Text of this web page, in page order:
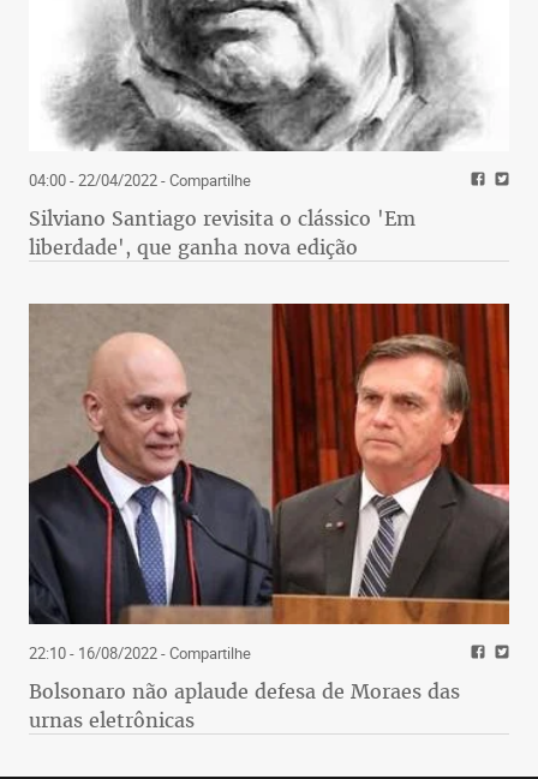
04:00 - 22/04/2022- Compartilhe
Silviano Santiago revisita o clássico 'Em
liberdade', que ganha nova edição
22:10 - 16/08/2022- Compartilhe
Bolsonaro não aplaude defesa de Moraes das
urnas eletrônicas